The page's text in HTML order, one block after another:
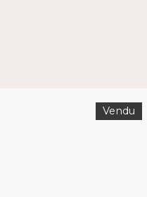
Vendu